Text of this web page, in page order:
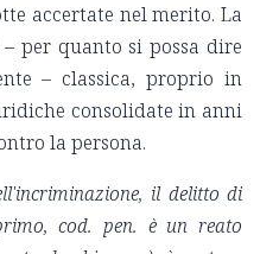
accertate nel merito. La
per quanto si possa dire
– classica, proprio in
consolidate in anni
la persona.
il delitto di
cod. pen. è un reato